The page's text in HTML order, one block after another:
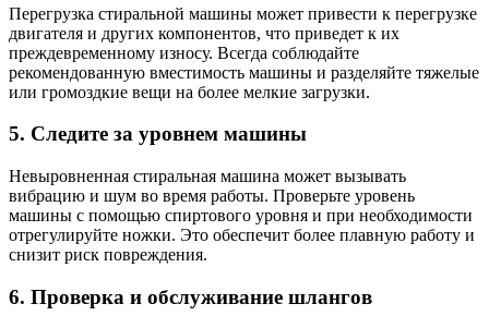
Перегрузка стиральной машины может привести к перегрузке
двигателя и других компонентов, что приведет к их
преждевременному износу. Всегда соблюдайте
рекомендованную вместимость машины и разделяйте тяжелые
или громоздкие вещи на более мелкие загрузки.
5. Следите за уровнем машины
Невыровненная стиральная машина может вызывать
вибрацию и шум во время работы. Проверьте уровень
машины с помощью спиртового уровня и при необходимости
отрегулируйте ножки. Это обеспечит более плавную работу и
снизит риск повреждения.
6. Проверка и обслуживание шлангов